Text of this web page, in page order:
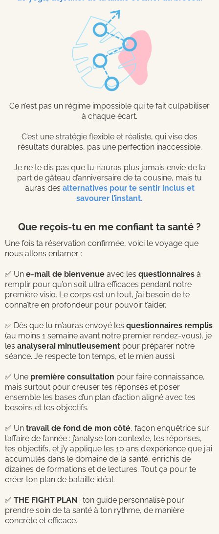
Ce n’est pas un régime impossible qui te fait culpabiliser
à chaque écart.
C’est une stratégie flexible et réaliste, qui vise des
résultats durables, pas une perfection inaccessible.
Je ne te dis pas que tu n’auras plus jamais envie de la
part de gâteau d’anniversaire de ta cousine, mais tu
auras des alternatives pour te sentir inclus et
savourer l’instant.
Que reçois-tu en me confiant ta santé ?
Une fois ta réservation confirmée, voici le voyage que
nous allons entamer :
✅ Un e-mail de bienvenue avec les questionnaires à
remplir pour qu’on soit ultra efficaces pendant notre
première visio. Le corps est un tout, j’ai besoin de te
connaître en profondeur pour pouvoir t’aider.
✅ Dès que tu m’auras envoyé les questionnaires remplis
(au moins 1 semaine avant notre premier rendez-vous), je
les analyserai minutieusement pour préparer notre
séance. Je respecte ton temps, et le mien aussi.
✅ Une première consultation pour faire connaissance,
mais surtout pour creuser tes réponses et poser
ensemble les bases d’un plan d’action aligné avec tes
besoins et tes objectifs.
✅ Un travail de fond de mon côté, façon enquêtrice sur
l’affaire de l’année : j’analyse ton contexte, tes réponses,
tes objectifs, et j’y applique les 10 ans d’expérience que j’ai
accumulés dans le domaine de la santé, enrichis de
dizaines de formations et de lectures. Tout ça pour te
créer ton plan de bataille idéal.
✅ THE FIGHT PLAN : ton guide personnalisé pour
prendre soin de ta santé à ton rythme, de manière
concrète et efficace.